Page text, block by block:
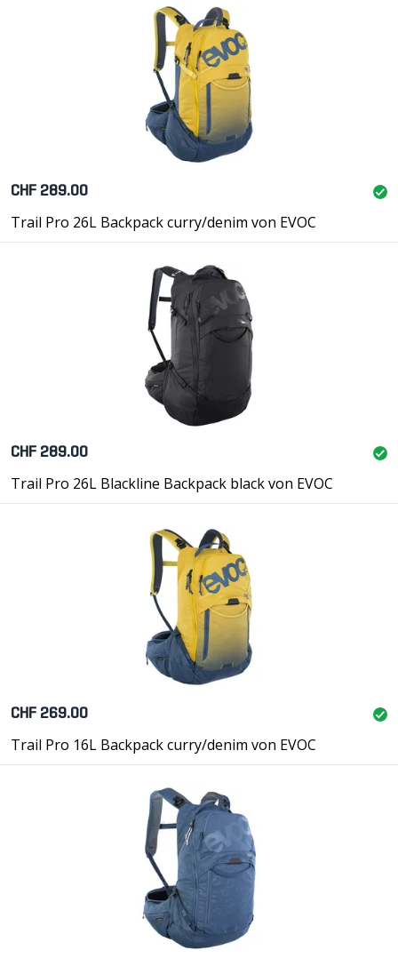
CHF 289.00
Trail Pro 26L Backpack curry/denim von EVOC
CHF 289.00
Trail Pro 26L Blackline Backpack black von EVOC
CHF 269.00
Trail Pro 16L Backpack curry/denim von EVOC